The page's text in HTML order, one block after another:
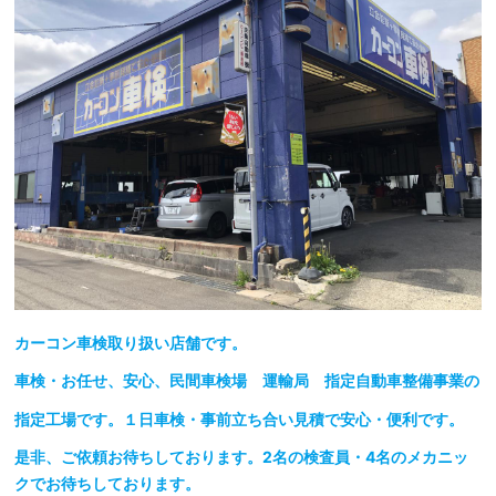
カーコン車検取り扱い店舗です。
車検・お任せ、安心、民間車検場 運輸局 指定自動車整備事業の
指定工場です。１日車検・事前立ち合い見積で安心・便利です。
是非、ご依頼お待ちしております。2名の検査員・4名のメカニッ
クでお待ちしております。